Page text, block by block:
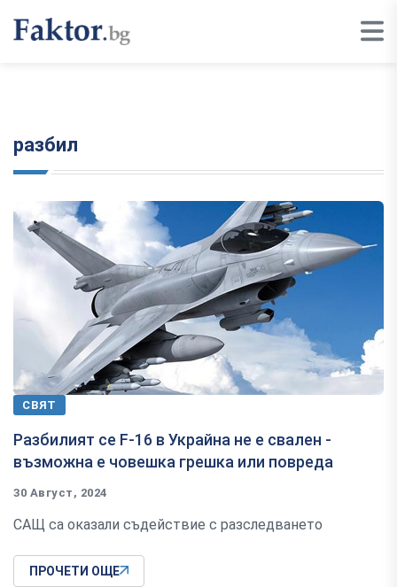
разбил
СВЯТ
Разбилият се F-16 в Украйна не е свален -
възможна е човешка грешка или повреда
30 Август, 2024
САЩ са оказали съдействие с разследването
ПРОЧЕТИ ОЩЕ